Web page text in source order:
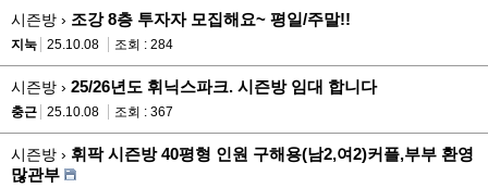
시즌방 › 조강 8층 투자자 모집해요~ 평일/주말!!
지눅 25.10.08 조회 : 284
시즌방 › 25/26년도 휘닉스파크. 시즌방 임대 합니다
충근 25.10.08 조회 : 367
시즌방 › 휘팍 시즌방 40평형 인원 구해용(남2,여2)커플,부부 환영
많관부